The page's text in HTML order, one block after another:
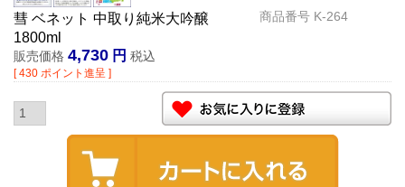
彗 ベネット 中取り純米大吟醸
1800ml
商品番号 K-264
販売価格 4,730 税込
[ 430 ポイント進呈 ]